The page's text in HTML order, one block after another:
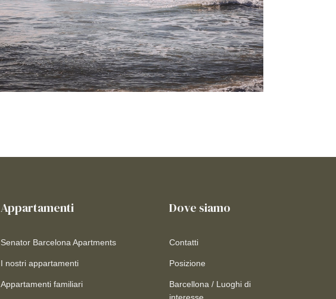
Appartamenti
Senator Barcelona Apartments
I nostri appartamenti
Appartamenti familiari
Dove siamo
Contatti
Posizione
Barcellona / Luoghi di